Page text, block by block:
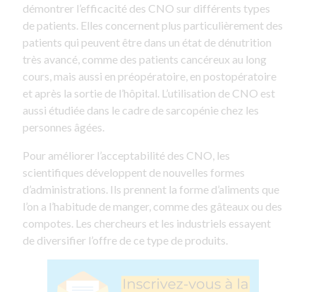
démontrer l’efficacité des CNO sur différents types
de patients. Elles concernent plus particulièrement des
patients qui peuvent être dans un état de dénutrition
très avancé, comme des patients cancéreux au long
cours, mais aussi en préopératoire, en postopératoire
et après la sortie de l’hôpital. L’utilisation de CNO est
aussi étudiée dans le cadre de sarcopénie chez les
personnes âgées.
Pour améliorer l’acceptabilité des CNO, les
scientifiques développent de nouvelles formes
d’administrations. Ils prennent la forme d’aliments que
l’on a l’habitude de manger, comme des gâteaux ou des
compotes. Les chercheurs et les industriels essayent
de diversifier l’offre de ce type de produits.